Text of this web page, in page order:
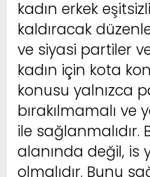
kadın erkek
kaldıracak
ve siyasi partiler
kadın için kota
konusu yalnızca
bırakılmamalı
ile sağlanmalıdır.
alanında değil, is
olmalıdır. Bunu